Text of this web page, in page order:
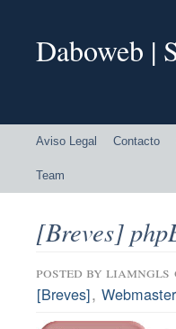
Daboweb |
Aviso Legal Contacto
Team
[Breves]
posted by liamngls
[Breves], Webmaster